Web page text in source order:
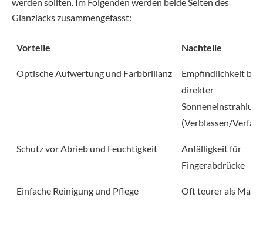
Glanzlacks zusammengefasst:
Vorteile Nachteile
Optische Aufwertung und Farbbrillanz
Empfindlichkeit bei
direkter
Sonneneinstrahlung
(Verblassen/
Schutz vor Abrieb und Feuchtigkeit
Anfälligkeit für
Fingerabdrücke
Einfache Reinigung und Pflege Oft teurer als